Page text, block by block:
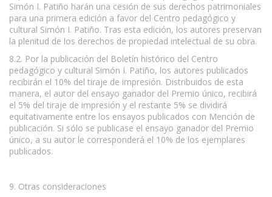
Simón I. Patiño harán una cesión de sus derechos patrimoniales
para una primera edición a favor del Centro pedagógico y
cultural Simón I. Patiño. Tras esta edición, los autores preservan
la plenitud de los derechos de propiedad intelectual de su obra.
8.2. Por la publicación del Boletín histórico del Centro
pedagógico y cultural Simón I. Patiño, los autores publicados
recibirán el 10% del tiraje de impresión. Distribuidos de esta
manera, el autor del ensayo ganador del Premio único, recibirá
el 5% del tiraje de impresión y el restante 5% se dividirá
equitativamente entre los ensayos publicados con Mención de
publicación. Si sólo se publicase el ensayo ganador del Premio
único, a su autor le corresponderá el 10% de los ejemplares
publicados.
9. Otras consideraciones